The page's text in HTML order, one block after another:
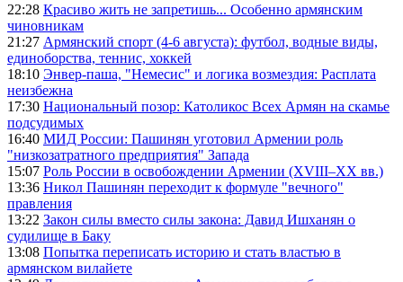
22:28 Красиво жить не запретишь... Особенно армянским
чиновникам
21:27 Армянский спорт (4-6 августа): футбол, водные виды,
единоборства, теннис, хоккей
18:10 Энвер-паша, "Немесис" и логика возмездия: Расплата
неизбежна
17:30 Национальный позор: Католикос Всех Армян на скамье
подсудимых
16:40 МИД России: Пашинян уготовил Армении роль
"низкозатратного предприятия" Запада
15:07 Роль России в освобождении Армении (XVIII–XX вв.)
13:36 Никол Пашинян переходит к формуле "вечного"
правления
13:22 Закон силы вместо силы закона: Давид Ишханян о
судилище в Баку
13:08 Попытка переписать историю и стать властью в
армянском вилайете